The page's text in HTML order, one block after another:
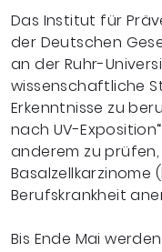
Das Institut für
der Deutschen
an der Ruhr-
wissenschaftliche
Erkenntnisse zu
nach UV-
anderem zu
Basalzellkarzinome
Berufskrankheit
Bis Ende Mai